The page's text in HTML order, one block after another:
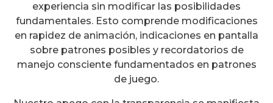
experiencia sin modificar las posibilidades
fundamentales. Esto comprende modificaciones
en rapidez de animación, indicaciones en pantalla
sobre patrones posibles y recordatorios de
manejo consciente fundamentados en patrones
de juego.